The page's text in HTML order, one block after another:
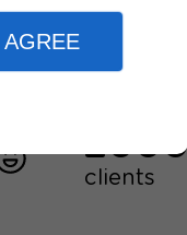
AGREE
clients